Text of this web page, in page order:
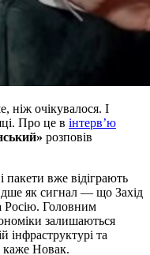
ніж очікувалося. І
Про це в інтерв’ю
розповів
пакети вже відіграють
як сигнал — що Захід
Росію. Головним
залишаються
інфраструктурі та
каже Новак.